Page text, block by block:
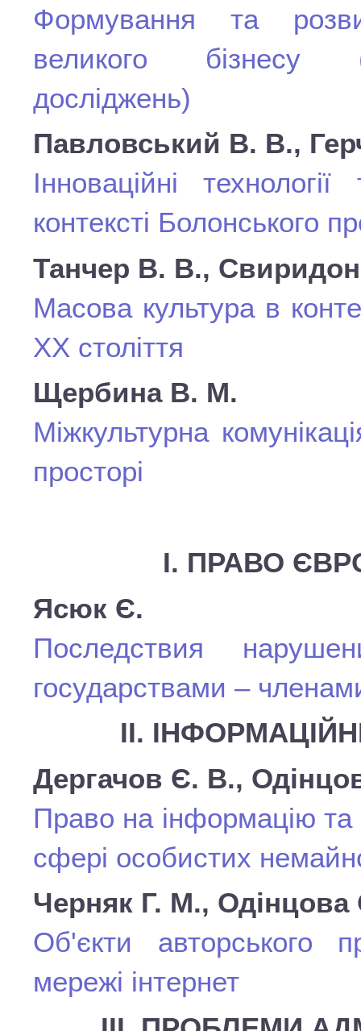
Формування та
великого бізнесу
досліджень)
Павловський В. В.,
Інноваційні
контексті Болонського
Танчер В. В.,
Масова культура в
ХХ століття
Щербина В. М.
Міжкультурна
просторі
І. ПРАВО
Ясюк Є.
Последствия
государствами –
ІІ.
Дергачов Є. В.,
Право на інформацію та
сфері особистих
Черняк Г. М.,
Об'єкти авторського
мережі інтернет